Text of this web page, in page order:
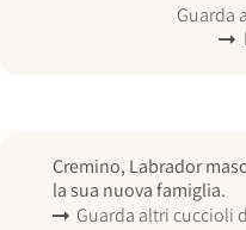
Guarda
Cremino, Labrador
la sua nuova famiglia.
Guarda altri cuccioli